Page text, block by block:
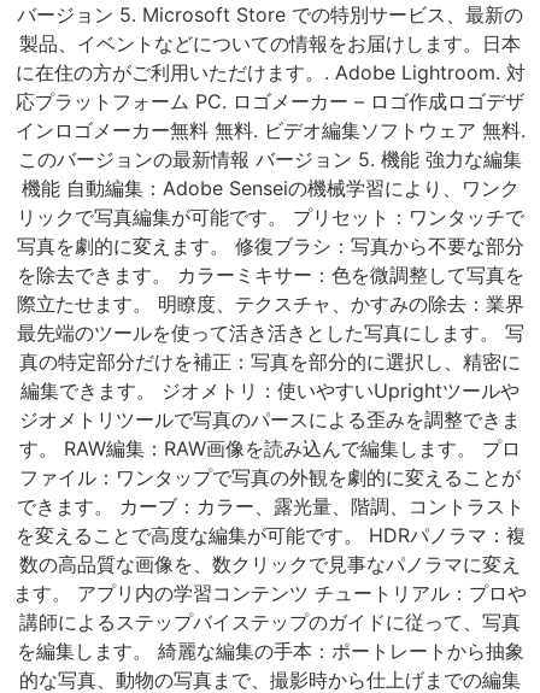
バージョン 5. Microsoft Store での特別サービス、最新の
製品、イベントなどについての情報をお届けします。日本
に在住の方がご利用いただけます。. Adobe Lightroom. 対
応プラットフォーム PC. ロゴメーカー – ロゴ作成ロゴデザ
インロゴメーカー無料 無料. ビデオ編集ソフトウェア 無料.
このバージョンの最新情報 バージョン 5. 機能 強力な編集
機能 自動編集：Adobe Senseiの機械学習により、ワンク
リックで写真編集が可能です。 プリセット：ワンタッチで
写真を劇的に変えます。 修復ブラシ：写真から不要な部分
を除去できます。 カラーミキサー：色を微調整して写真を
際立たせます。 明瞭度、テクスチャ、かすみの除去：業界
最先端のツールを使って活き活きとした写真にします。 写
真の特定部分だけを補正：写真を部分的に選択し、精密に
編集できます。 ジオメトリ：使いやすいUprightツールや
ジオメトリツールで写真のパースによる歪みを調整できま
す。 RAW編集：RAW画像を読み込んで編集します。 プロ
ファイル：ワンタップで写真の外観を劇的に変えることが
できます。 カーブ：カラー、露光量、階調、コントラスト
を変えることで高度な編集が可能です。 HDRパノラマ：複
数の高品質な画像を、数クリックで見事なパノラマに変え
ます。 アプリ内の学習コンテンツ チュートリアル：プロや
講師によるステップバイステップのガイドに従って、写真
を編集します。 綺麗な編集の手本：ポートレートから抽象
的な写真、動物の写真まで、撮影時から仕上げまでの編集